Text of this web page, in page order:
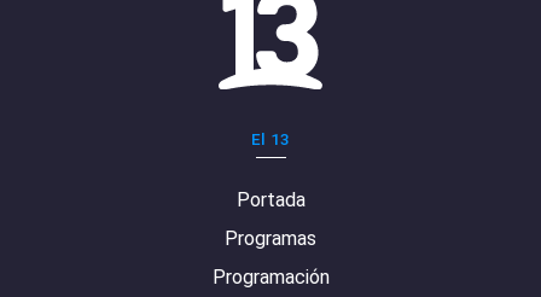
El 13
Portada
Programas
Programación